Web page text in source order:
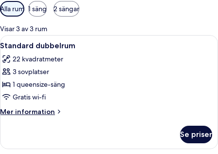
Tillgängliga
filter
för
rum
Alla rum 1 säng 2 sängar
Visar 3 av 3 rum
Öppna
alla
foton
för
Standard
dubbelrum
Minibar med vissa gratis produkter
4
Standard dubbelrum
22 kvadratmeter
3 sovplatser
1 queensize-säng
Gratis wi-fi
Mer information
Mer
dubbelrum
Se priser